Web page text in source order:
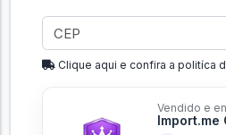
Clique aqui e confira a politíca
Vendido e
Import.me